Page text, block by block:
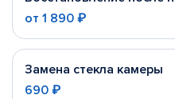
от 1 890 ₽
Замена стекла камеры
690 ₽